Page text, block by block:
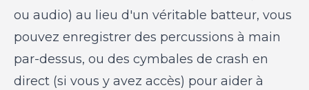
ou audio) au lieu d'un véritable batteur, vous
pouvez enregistrer des percussions à main
par-dessus, ou des cymbales de crash en
direct (si vous y avez accès) pour aider à